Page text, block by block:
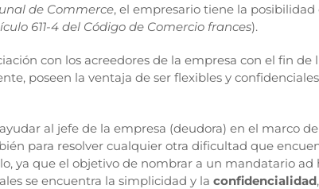
de Commerce, el empresario tiene la
611-4 del Código de Comercio frances).
con los acreedores de la empresa con el fin
poseen la ventaja de ser flexibles y
al jefe de la empresa (deudora) en el marco
para resolver cualquier otra dificultad que
ya que el objetivo de nombrar a un mandatario ad
se encuentra la simplicidad y la confidencialidad